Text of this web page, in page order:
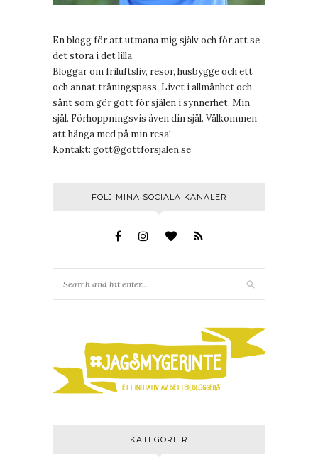
En blogg för att utmana mig själv och för att se
det stora i det lilla.
Bloggar om friluftsliv, resor, husbygge och ett
och annat träningspass. Livet i allmänhet och
sånt som gör gott för själen i synnerhet. Min
själ. Förhoppningsvis även din själ. Välkommen
att hänga med på min resa!
Kontakt: gott@gottforsjalen.se
FÖLJ MINA SOCIALA KANALER
KATEGORIER